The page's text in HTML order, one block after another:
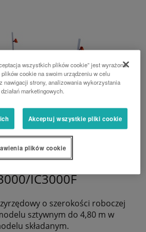
IC3000F
o szerokości roboczej
sztywnym do 4,80 m w
składanym.
wszystkich plików cookie” jest wyrażona
cookie na swoim urządzeniu w celu
nawigacji strony, analizowania wykorzystania
marketingowych.
Akceptuj wszystkie pliki cookie
plików cookie